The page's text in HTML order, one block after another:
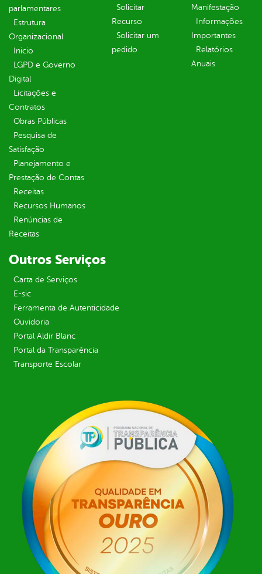
parlamentares
Estrutura
Organizacional
Inicio
LGPD e Governo
Digital
Licitações e
Contratos
Obras Públicas
Pesquisa de
Satisfação
Planejamento e
Prestação de Contas
Receitas
Recursos Humanos
Renúncias de
Receitas
Solicitar
Recurso
Solicitar um
pedido
Manifestação
Informações
Importantes
Relatórios
Anuais
Outros Serviços
Carta de Serviços
E-sic
Ferramenta de Autenticidade
Ouvidoria
Portal Aldir Blanc
Portal da Transparência
Transporte Escolar